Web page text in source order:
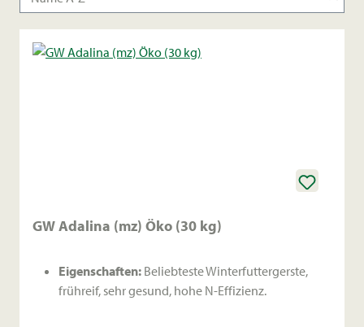
GW Adalina (mz) Öko (30 kg)
Eigenschaften: Beliebteste Winterfuttergerste,
frühreif, sehr gesund, hohe N-Effizienz.